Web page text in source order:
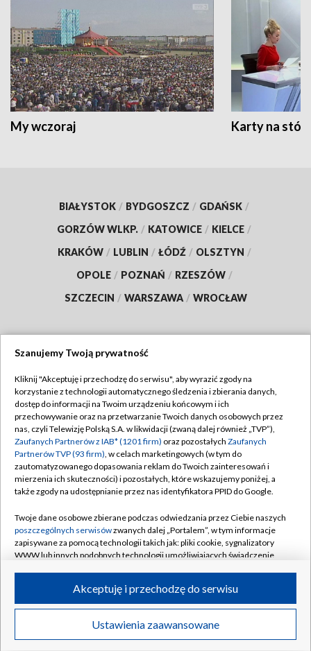
My wczoraj Karty na
BIAŁYSTOK / BYDGOSZCZ / GDAŃSK /
GORZÓW WLKP. / KATOWICE / KIELCE /
KRAKÓW / LUBLIN / ŁÓDŹ / OLSZTYN /
OPOLE / POZNAŃ / RZESZÓW /
SZCZECIN / WARSZAWA / WROCŁAW
TVP
Abonament TVP
Emisja w TVP
Centrum informacji TVP
Naziemna Telewizja Cyfrowa
Rada Programowa
System NOS
Informacje o nadawcy
Program dla prasy
Ogłoszenie przetargowe
Regulamin TVP
Polityka prywatności
Moje zgody
Pomoc
Kontakt
Kanały
©2026 Telewizja Polska S.A. w likwidacji
Szanujemy Twoją prywatność
Kliknij "Akceptuję i przechodzę do serwisu", aby wyrazić zgody na
korzystanie z technologii automatycznego śledzenia i zbierania danych,
dostęp do informacji na Twoim urządzeniu końcowym i ich
przechowywanie oraz na przetwarzanie Twoich danych osobowych przez
nas, czyli Telewizję Polską S.A. w likwidacji (zwaną dalej również „TVP”),
Zaufanych Partnerów z IAB* (1201 firm) oraz pozostałych Zaufanych
Partnerów TVP (93 firm), w celach marketingowych (w tym do
zautomatyzowanego dopasowania reklam do Twoich zainteresowań i
mierzenia ich skuteczności) i pozostałych, które wskazujemy poniżej, a
także zgody na udostępnianie przez nas identyfikatora PPID do Google.
Twoje dane osobowe zbierane podczas odwiedzania przez Ciebie naszych
poszczególnych serwisówzwanych dalej „Portalem”, w tym informacje
zapisywane za pomocą technologii takich jak: pliki cookie, sygnalizatory
WWW lub innych podobnych technologii umożliwiających świadczenie
ruchu w Internecie.
Twoje dane osobowe zbierane podczas odwiedzania przez Ciebie
poszczególnych serwisówna Portalu, takie jak adresy IP, identyfikatory
Ustawienia zaawansowane
Akceptuję i przechodzę do serwisu